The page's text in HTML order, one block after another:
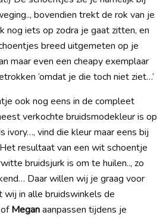
bovendien trekt de rok van je
nog iets op zodra je gaat zitten, en
breed uitgemeten op je
maar even een cheapy exemplaar
‘omdat je die toch niet ziet…’
ook nog eens in de compleet
verkochte bruidsmodekleur is op
ivory…, vind die kleur maar eens bij
resultaat van een wit schoentje
bruidsjurk is om te huilen.., zo
Daar willen wij je graag voor
wij in alle bruidswinkels de
ofMeganaanpassen tijdens je